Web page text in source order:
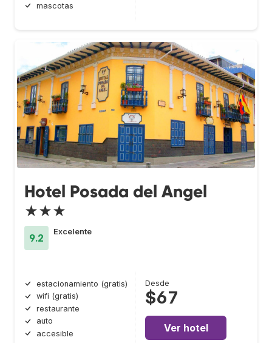
mascotas
Hotel Posada del Angel
★★★
9.2
Excelente
estacionamiento (gratis)
wifi (gratis)
restaurante
auto
accesible
Desde
$67
Ver hotel